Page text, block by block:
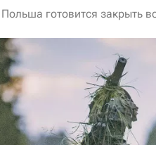
готовится закрыть